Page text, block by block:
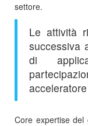
settore.
Le attività
successiva
di
Core expertise del